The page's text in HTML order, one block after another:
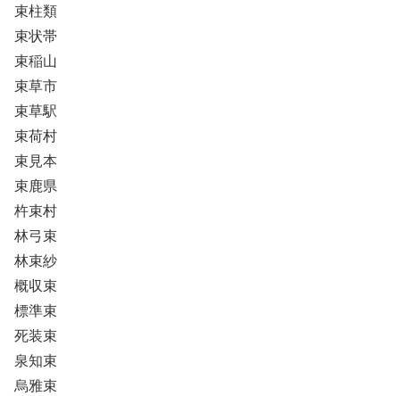
束柱類
束状帯
束稲山
束草市
束草駅
束荷村
束見本
束鹿県
杵束村
林弓束
林束紗
概収束
標準束
死装束
泉知束
烏雅束